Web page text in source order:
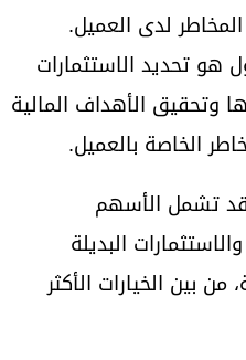
لدى العميل.
هو تحديد الاستثمارات
وتحقيق الأهداف المالية
الخاصة بالعميل.
قد تشمل الأسهم
البديلة
بين الخيارات الأكثر